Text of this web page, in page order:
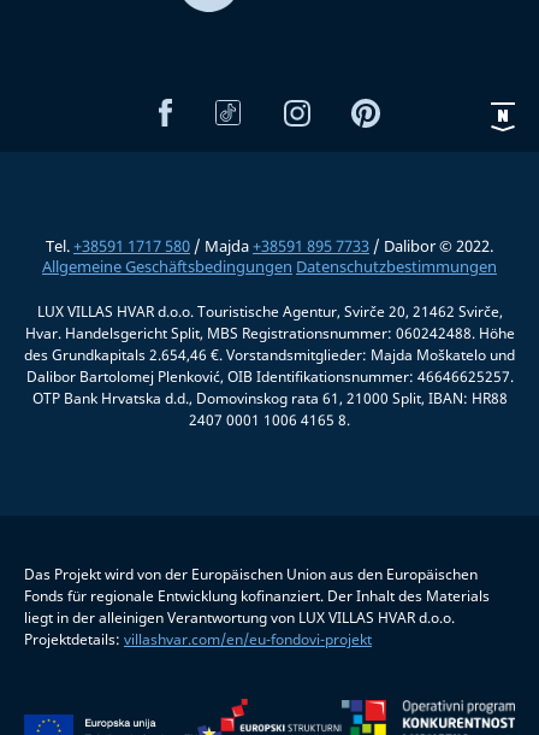
Tel.+38591 1717 580 / Majda+38591 895 7733 / Dalibor © 2022.
Allgemeine Geschäftsbedingungen Datenschutzbestimmungen
LUX VILLAS HVAR d.o.o. Touristische Agentur, Svirče 20, 21462 Svirče,
Hvar. Handelsgericht Split, MBS Registrationsnummer: 060242488. Höhe
des Grundkapitals 2.654,46 €. Vorstandsmitglieder: Majda Moškatelo und
Dalibor Bartolomej Plenković, OIB Identifikationsnummer: 46646625257.
OTP Bank Hrvatska d.d., Domovinskog rata 61, 21000 Split, IBAN: HR88
2407 0001 1006 4165 8.
Das Projekt wird von der Europäischen Union aus den Europäischen
Fonds für regionale Entwicklung kofinanziert. Der Inhalt des Materials
liegt in der alleinigen Verantwortung von LUX VILLAS HVAR d.o.o.
Projektdetails: villashvar.com/en/eu-fondovi-projekt